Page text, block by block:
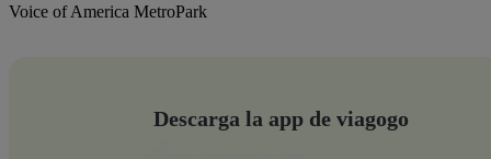
Voice of America MetroPark
Descarga la app de viagogo